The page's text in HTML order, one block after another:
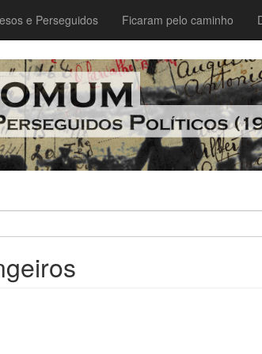
e Perseguidos Ficaram pelo caminho